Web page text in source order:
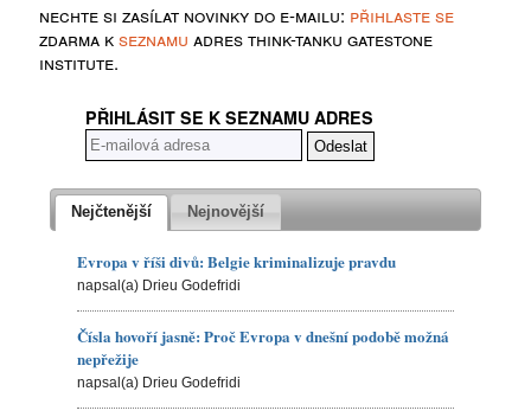
nechte si zasílat novinky do e-mailu: přihlaste se
zdarma kseznamu adres think-tanku gatestone
institute.
PŘIHLÁSIT SE K SEZNAMU ADRES
Nejčtenější Nejnovější
Evropa v říši divů: Belgie kriminalizuje pravdu
napsal(a) Drieu Godefridi
Čísla hovoří jasně: Proč Evropa v dnešní podobě možná
nepřežije
napsal(a) Drieu Godefridi